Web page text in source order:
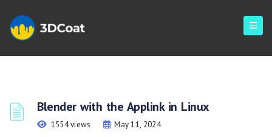
Blender with the Applink in Linux
1554 views May 11, 2024